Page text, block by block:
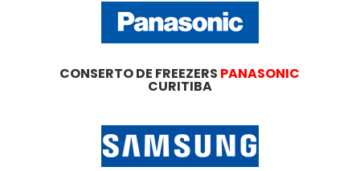
CONSERTO DE FREEZERS PANASONIC
CURITIBA